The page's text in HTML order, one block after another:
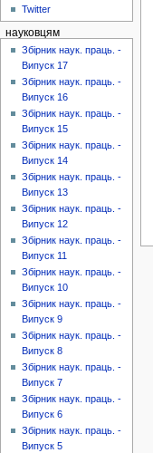
Twitter
науковцям
Збірник наук. праць. -
Випуск 17
Збірник наук. праць. -
Випуск 16
Збірник наук. праць. -
Випуск 15
Збірник наук. праць. -
Випуск 14
Збірник наук. праць. -
Випуск 13
Збірник наук. праць. -
Випуск 12
Збірник наук. праць. -
Випуск 11
Збірник наук. праць. -
Випуск 10
Збірник наук. праць. -
Випуск 9
Збірник наук. праць. -
Випуск 8
Збірник наук. праць. -
Випуск 7
Збірник наук. праць. -
Випуск 6
Збірник наук. праць. -
Випуск 5